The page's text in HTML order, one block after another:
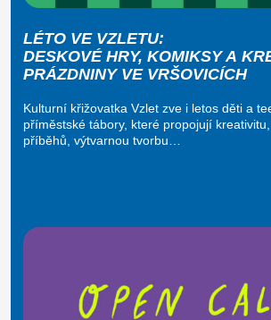
LÉTO VE VZLETU:
DESKOVÉ HRY, KOMIKSY A
PRÁZDNINY VE VRŠOVICÍCH
Kulturní křižovatka Vzlet zve i letos děti a
příměstské tábory, které propojují
příběhů, výtvarnou tvorbu…